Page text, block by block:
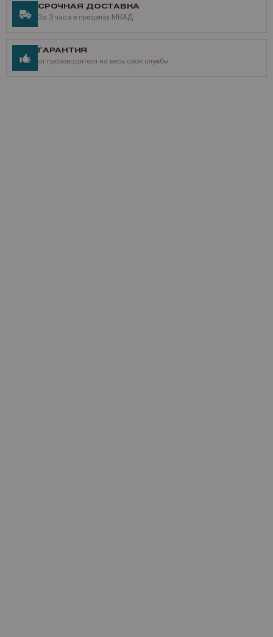
СРОЧНАЯ ДОСТАВКА
За 3 часа в пределах МКАД
ГАРАНТИЯ
от производителя на весь срок службы